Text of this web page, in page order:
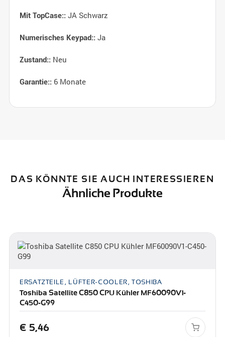
Mit TopCase::JA Schwarz
Numerisches Keypad::Ja
Zustand::Neu
Garantie::6 Monate
DAS KÖNNTE SIE AUCH INTERESSIEREN
Ähnliche Produkte
ERSATZTEILE, LÜFTER-COOLER, TOSHIBA
Toshiba Satellite C850 CPU Kühler MF60090V1-
C450-G99
€ 5,46